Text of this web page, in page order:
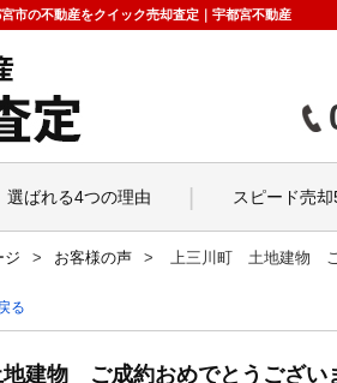
市の不動産をクイック売却査定｜宇都宮不動産
選ばれる4つの理由 スピード売
ジ お客様の声 上三川町 土地建物 ご
る
建物 ご成約おめでとうござい